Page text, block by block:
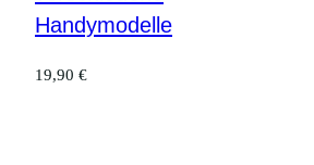
Handymodelle
19,90 €